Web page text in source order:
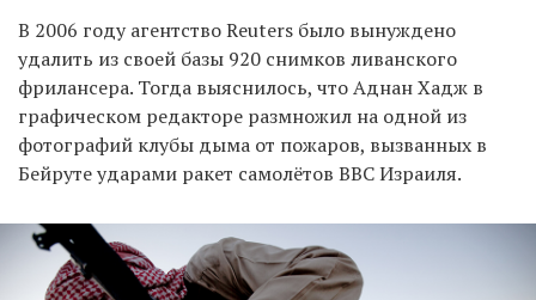
В 2006 году агентство Reuters было вынуждено
удалить из своей базы 920 снимков ливанского
фрилансера. Тогда выяснилось, что Аднан Хадж в
графическом редакторе размножил на одной из
фотографий клубы дыма от пожаров, вызванных в
Бейруте ударами ракет самолётов ВВС Израиля.